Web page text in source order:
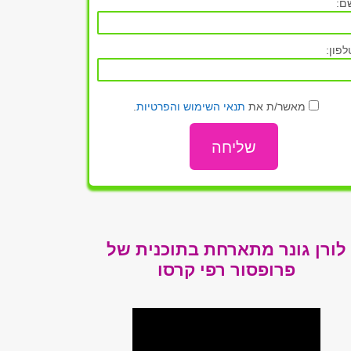
מאשר/ת את תנאי השימוש והפרטיות.
לורן גונר מתארחת בתוכנית של
פרופסור רפי קרסו